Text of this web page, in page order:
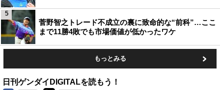
菅野智之トレード不成立の裏に致命的な“前科”…ここ
まで11勝4敗でも市場価値が低かったワケ
5
もっとみる
日刊ゲンダイDIGITALを読もう！